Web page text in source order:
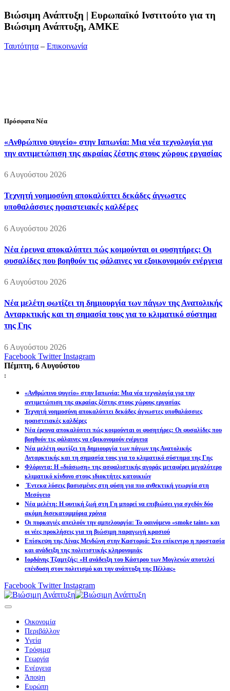
Bιώσιμη Ανάπτυξη | Ευρωπαϊκό Ινστιτούτο για τη
Βιώσιμη Ανάπτυξη, ΑΜΚΕ
Ταυτότητα – Επικοινωνία
Πρόσφατα Νέα
«Ανθρώπινο ψυγείο» στην Ιαπωνία: Μια νέα τεχνολογία για
την αντιμετώπιση της ακραίας ζέστης στους χώρους εργασίας
6 Αυγούστου 2026
Τεχνητή νοημοσύνη αποκαλύπτει δεκάδες άγνωστες
υποθαλάσσιες ηφαιστειακές καλδέρες
6 Αυγούστου 2026
Νέα έρευνα αποκαλύπτει πώς κοιμούνται οι φυσητήρες: Οι
φυσαλίδες που βοηθούν τις φάλαινες να εξοικονομούν ενέργεια
6 Αυγούστου 2026
Νέα μελέτη φωτίζει τη δημιουργία των πάγων της Ανατολικής
Ανταρκτικής και τη σημασία τους για το κλιματικό σύστημα
της Γης
6 Αυγούστου 2026
Facebook Twitter Instagram
Πέμπτη, 6 Αυγούστου
:
«Ανθρώπινο ψυγείο» στην Ιαπωνία: Μια νέα τεχνολογία για την
αντιμετώπιση της ακραίας ζέστης στους χώρους εργασίας
Τεχνητή νοημοσύνη αποκαλύπτει δεκάδες άγνωστες υποθαλάσσιες
ηφαιστειακές καλδέρες
Νέα έρευνα αποκαλύπτει πώς κοιμούνται οι φυσητήρες: Οι φυσαλίδες που
βοηθούν τις φάλαινες να εξοικονομούν ενέργεια
Νέα μελέτη φωτίζει τη δημιουργία των πάγων της Ανατολικής
Ανταρκτικής και τη σημασία τους για το κλιματικό σύστημα της Γης
Φλόριντα: Η «διάσωση» της ασφαλιστικής αγοράς μεταφέρει μεγαλύτερο
κλιματικό κίνδυνο στους ιδιοκτήτες κατοικιών
Έντεκα λύσεις βασισμένες στη φύση για πιο ανθεκτική γεωργία στη
Μεσόγειο
Νέα μελέτη: Η φυτική ζωή στη Γη μπορεί να επιβιώσει για σχεδόν δύο
ακόμη δισεκατομμύρια χρόνια
Οι πυρκαγιές απειλούν την αμπελουργία: Το φαινόμενο «smoke taint» και
οι νέες προκλήσεις για τη βιώσιμη παραγωγή κρασιού
Επίσκεψη της Λίνας Μενδώνη στην Καστοριά: Στο επίκεντρο η προστασία
και ανάδειξη της πολιτιστικής κληρονομιάς
Ιορδάνης Τζαμτζής: «Η ανάδειξη του Κάστρου των Μογλενών αποτελεί
επένδυση στον πολιτισμό και την ανάπτυξη της Πέλλας»
Facebook Twitter Instagram
Οικονομία
Περιβάλλον
Υγεία
Τρόφιμα
Γεωργία
Ενέργεια
Άποψη
Ευρώπη